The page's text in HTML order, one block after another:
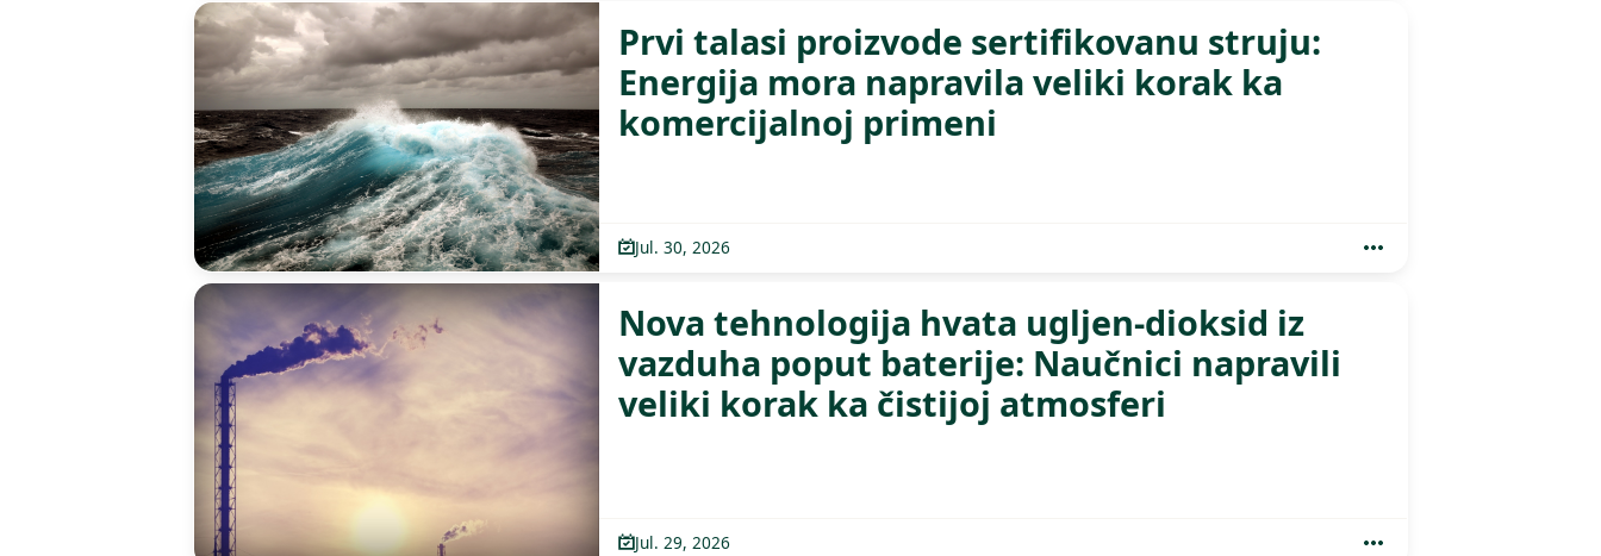
Prvi talasi proizvode sertifikovanu struju:
Energija mora napravila veliki korak ka
komercijalnoj primeni
Jul. 30, 2026
Nova tehnologija hvata ugljen-dioksid iz
vazduha poput baterije: Naučnici napravili
veliki korak ka čistijoj atmosferi
Jul. 29, 2026